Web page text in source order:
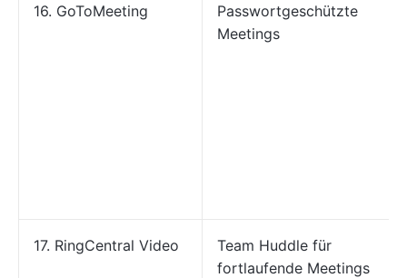
16. GoToMeeting
Passwortgeschützte
Meetings
17. RingCentral Video
Team Huddle für
fortlaufende Meetings